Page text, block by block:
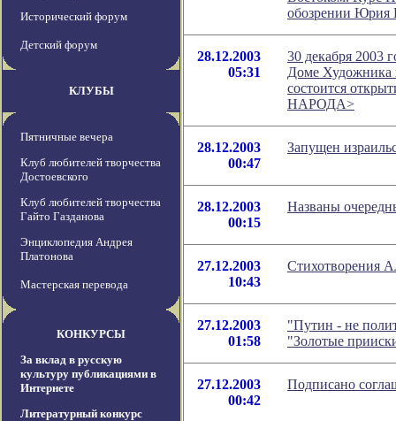
Исторический форум
Детский форум
КЛУБЫ
Пятничные вечера
Клуб любителей творчества
Достоевского
Клуб любителей творчества
Гайто Газданова
Энциклопедия Андрея
Платонова
Мастерская перевода
КОНКУРСЫ
За вклад в русскую
культуру публикациями в
Интернете
Литературный конкурс
обозрении Юрия
28.12.2003
05:31
30 декабря 2003
Доме Художника
состоится
НАРОДА>
28.12.2003
00:47
Запущен
28.12.2003
00:15
Названы
27.12.2003
10:43
Стихотворения
27.12.2003
01:58
"Путин - не
"Золотые
27.12.2003
00:42
Подписано